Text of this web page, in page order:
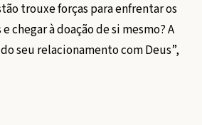
trouxe forças para enfrentar os
chegar à doação de si mesmo? A
seu relacionamento com Deus”,